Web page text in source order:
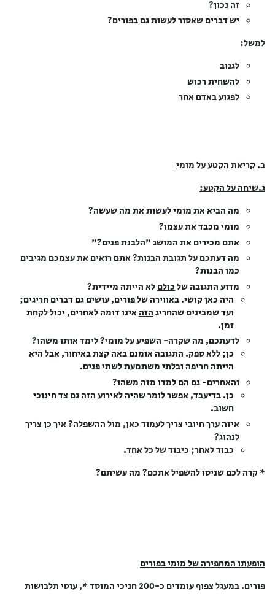
זה נכון?
יש דברים שאסור לעשות גם בפורים?
למשל:
לגנוב
להשחית רכוש
לפגוע באדם אחר
ב. קריאת הקטע על מומי
ג.שיחה על הקטע:
מה הביא את מומי לעשות את מה שעשה?
מומי מכבד את עצמו?
אתם מכירים את המושג "הלבנת פנים?"
מה דעתכם על תגובת הבנות? אתם רואים את עצמכם מגיבים
כמו הבנות?
מדוע התגובה שלכולםלא הייתה מיידית?
היה כאן קושי. באווירה של פורים, עושים גם דברים חריגים;
ועד שמבינים שהחריגהזהאינו דומה לאחרים, יכול לקחת
זמן.
לדעתכם, מה שקרה- השפיע על מומי? לימד אותו משהו?
כן; ללא ספק. התגובה אומנם באה קצת באיחור, אבל היא
הייתה חריפה ובלתי משתמעת לשתי פנים.
והאחרים- גם הם למדו מזה משהו?
כן. בדיעבד, אפשר לומר שהיה לאירוע הזה גם צד חינוכי
חשוב.
איזה ערך חיובי צריך לעמוד כאן, מול ההשפלה? איךכןצריך
לנהוג?
כבוד לאחר; כיבוד של כל אחד.
* קרה לכם שניסו להשפיל אתכם? מה עשיתם?
הופעתו המחפירה של מומי בפורים
פורים. במעגל צפוף עומדים כ-200 חניכי המוסד *, עוטי תלבושות